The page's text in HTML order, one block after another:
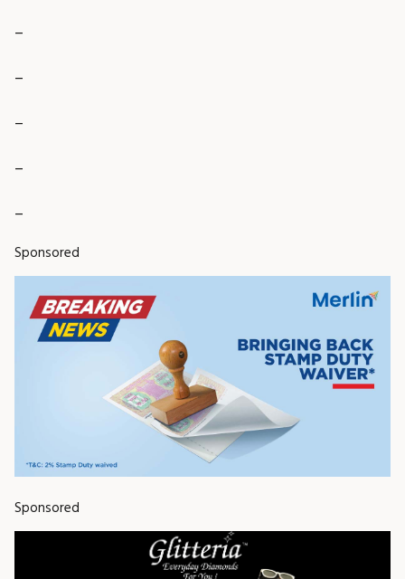
_
_
_
_
_
Sponsored
Sponsored